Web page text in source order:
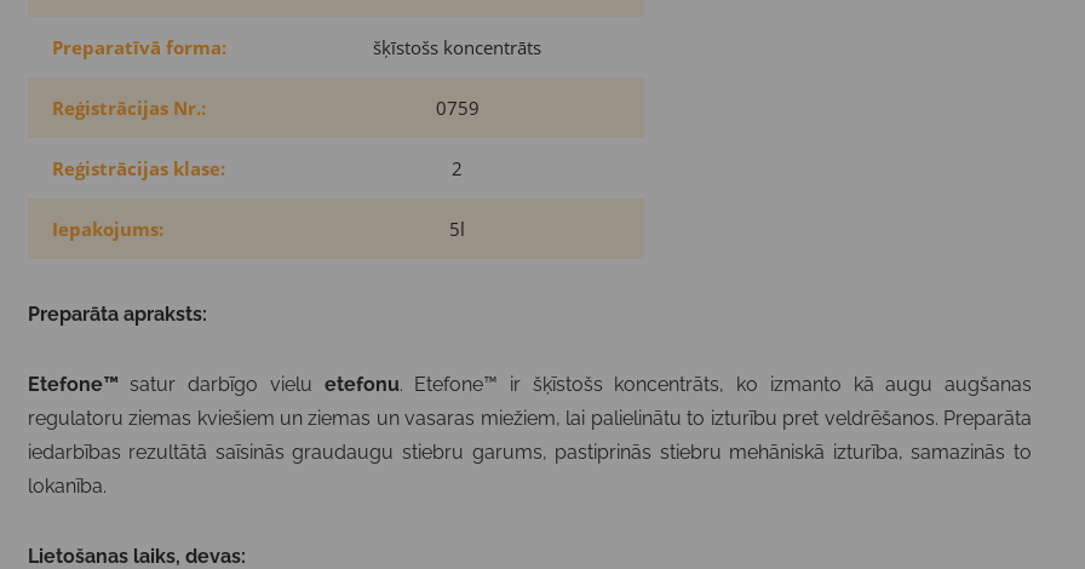
Preparatīvā forma: šķīstošs koncentrāts
Reģistrācijas Nr.: 0759
Reģistrācijas klase: 2
Iepakojums: 5l
Preparāta apraksts:
Etefone™ satur darbīgo vielu etefonu. Etefone™ ir šķīstošs koncentrāts, ko izmanto kā augu augšanas
regulatoru ziemas kviešiem un ziemas un vasaras miežiem, lai palielinātu to izturību pret veldrēšanos. Preparāta
iedarbības rezultātā saīsinās graudaugu stiebru garums, pastiprinās stiebru mehāniskā izturība, samazinās to
lokanība.
Lietošanas laiks, devas: